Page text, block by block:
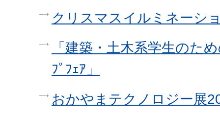
クリスマスイルミネーシ
「建築・土木系学生のた
ﾌﾟﾌｪｱ」
おかやまテクノロジー展